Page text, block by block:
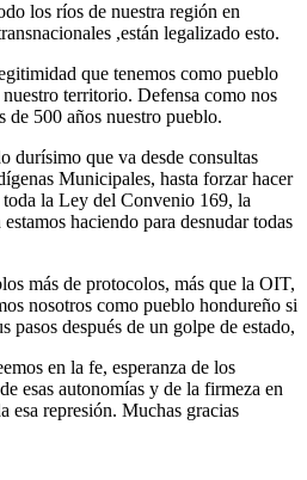
los ríos de nuestra región en
,están legalizado esto.
que tenemos como pueblo
territorio. Defensa como nos
de 500 años nuestro pueblo.
durísimo que va desde consultas
Municipales, hasta forzar hacer
la Ley del Convenio 169, la
haciendo para desnudar todas
más de protocolos, más que la OIT,
nosotros como pueblo hondureño si
pasos después de un golpe de estado,
en la fe, esperanza de los
esas autonomías y de la firmeza en
esa represión. Muchas gracias